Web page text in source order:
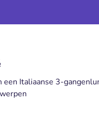
een Italiaanse 3-